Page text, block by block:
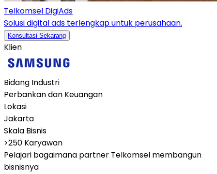
Telkomsel DigiAds
Solusi digital ads terlengkap untuk perusahaan.
Konsultasi Sekarang
Klien
Bidang Industri
Perbankan dan Keuangan
Lokasi
Jakarta
Skala Bisnis
>250 Karyawan
Pelajari bagaimana partner Telkomsel membangun
bisnisnya